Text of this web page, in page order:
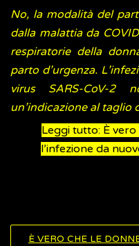
No, la modalità del
dalla malattia da
respiratorie della
parto d’urgenza.
virus SARS-CoV-
un’indicazione al taglio
Leggi tutto: È
l’infezione da
È VERO CHE LE